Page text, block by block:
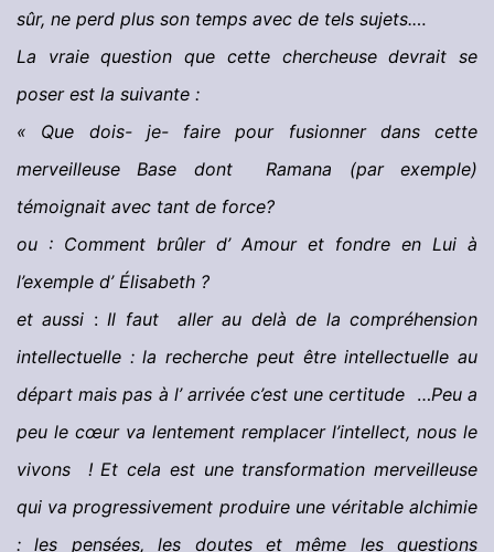
sûr, ne perd plus son temps avec de tels sujets.…
La vraie question que cette chercheuse devrait se
poser est la suivante :
« Que dois- je- faire pour fusionner dans cette
merveilleuse Base dont Ramana (par exemple)
témoignait avec tant de force?
ou : Comment brûler d’ Amour et fondre en Lui à
l’exemple d’ Élisabeth ?
et aussi :Il faut aller au delà de la compréhension
intellectuelle : la recherche peut être intellectuelle au
départ mais pas à l’ arrivée c’est une certitude …Peu a
peu le cœur va lentement remplacer l’intellect, nous le
vivons ! Et cela est une transformation merveilleuse
qui va progressivement produire une véritable alchimie
: les pensées, les doutes et même les questions